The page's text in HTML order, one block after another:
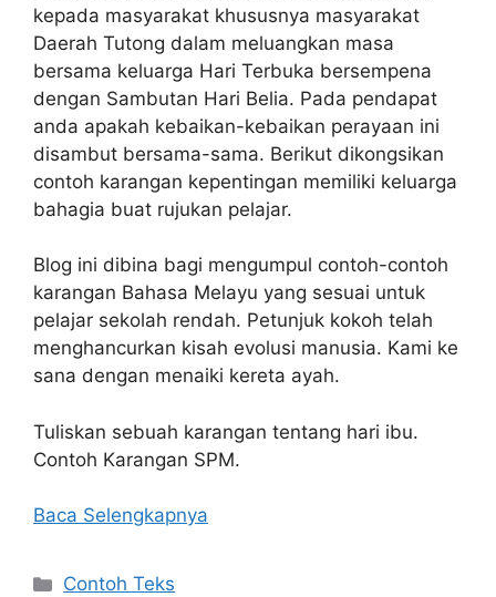
kepada masyarakat khususnya masyarakat
Daerah Tutong dalam meluangkan masa
bersama keluarga Hari Terbuka bersempena
dengan Sambutan Hari Belia. Pada pendapat
anda apakah kebaikan-kebaikan perayaan ini
disambut bersama-sama. Berikut dikongsikan
contoh karangan kepentingan memiliki keluarga
bahagia buat rujukan pelajar.
Blog ini dibina bagi mengumpul contoh-contoh
karangan Bahasa Melayu yang sesuai untuk
pelajar sekolah rendah. Petunjuk kokoh telah
menghancurkan kisah evolusi manusia. Kami ke
sana dengan menaiki kereta ayah.
Tuliskan sebuah karangan tentang hari ibu.
Contoh Karangan SPM.
Baca Selengkapnya
Kategori
Contoh Teks